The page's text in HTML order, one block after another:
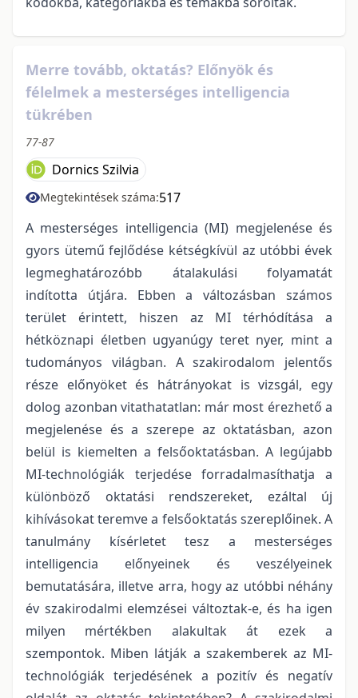
Merre tovább, oktatás? Előnyök és
félelmek a mesterséges intelligencia
tükrében
77-87
Dornics Szilvia
Megtekintések száma:517
A mesterséges intelligencia (MI) megjelenése és
gyors ütemű fejlődése kétségkívül az utóbbi évek
legmeghatározóbb átalakulási folyamatát
indította útjára. Ebben a változásban számos
terület érintett, hiszen az MI térhódítása a
hétköznapi életben ugyanúgy teret nyer, mint a
tudományos világban. A szakirodalom jelentős
része előnyöket és hátrányokat is vizsgál, egy
dolog azonban vitathatatlan: már most érezhető a
megjelenése és a szerepe az oktatásban, azon
belül is kiemelten a felsőoktatásban. A legújabb
MI-technológiák terjedése forradalmasíthatja a
különböző oktatási rendszereket, ezáltal új
kihívásokat teremve a felsőoktatás szereplőinek. A
tanulmány kísérletet tesz a mesterséges
intelligencia előnyeinek és veszélyeinek
bemutatására, illetve arra, hogy az utóbbi néhány
év szakirodalmi elemzései változtak-e, és ha igen
milyen mértékben alakultak át ezek a
szempontok. Miben látják a szakemberek az MI-
technológiák terjedésének a pozitív és negatív